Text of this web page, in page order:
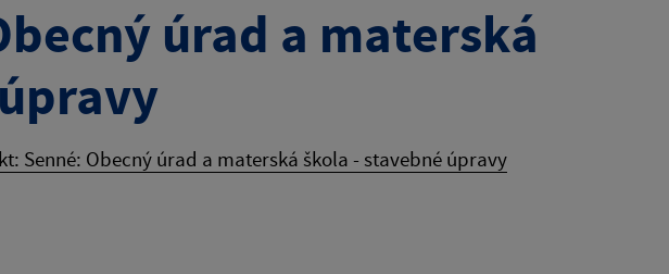
úrad a materská
Senné: Obecný úrad a materská škola - stavebné úpravy